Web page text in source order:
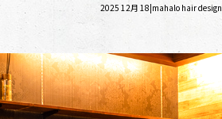
2025 12月 18|mahalo hair design